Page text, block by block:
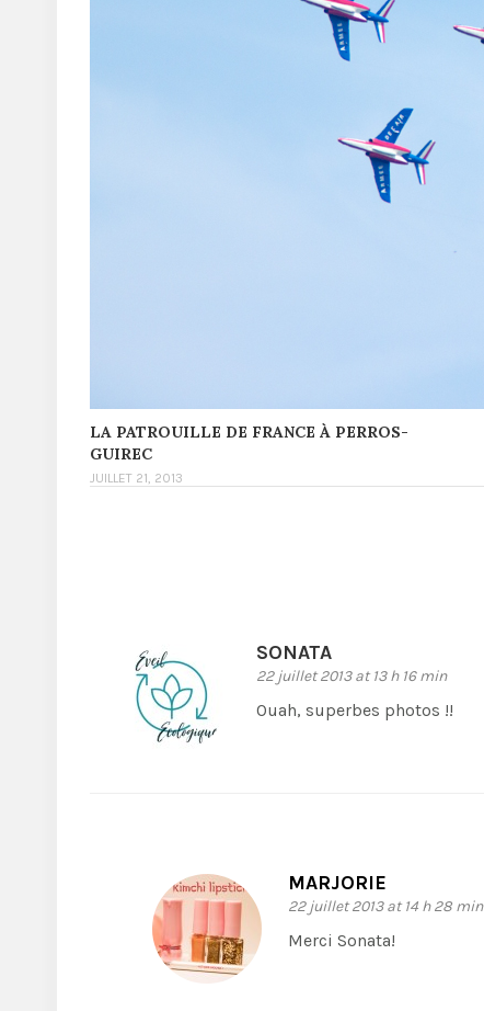
LA PATROUILLE DE FRANCE À PERROS-
GUIREC
JUILLET 21, 2013
SONATA
22 juillet 2013 at 13 h 16 min
Ouah, superbes photos !!
MARJORIE
22 juillet 2013 at 14 h 28 min
Merci Sonata!